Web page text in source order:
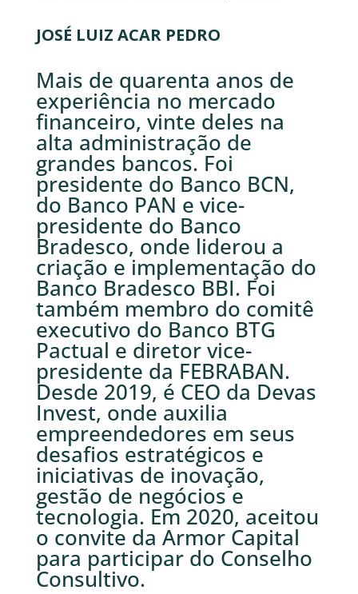
JOSÉ LUIZ ACAR PEDRO
Mais de quarenta anos de
experiência no mercado
financeiro, vinte deles na
alta administração de
grandes bancos. Foi
presidente do Banco BCN,
do Banco PAN e vice-
presidente do Banco
Bradesco, onde liderou a
criação e implementação do
Banco Bradesco BBI. Foi
também membro do comitê
executivo do Banco BTG
Pactual e diretor vice-
presidente da FEBRABAN.
Desde 2019, é CEO da Devas
Invest, onde auxilia
empreendedores em seus
desafios estratégicos e
iniciativas de inovação,
gestão de negócios e
tecnologia. Em 2020, aceitou
o convite da Armor Capital
para participar do Conselho
Consultivo.